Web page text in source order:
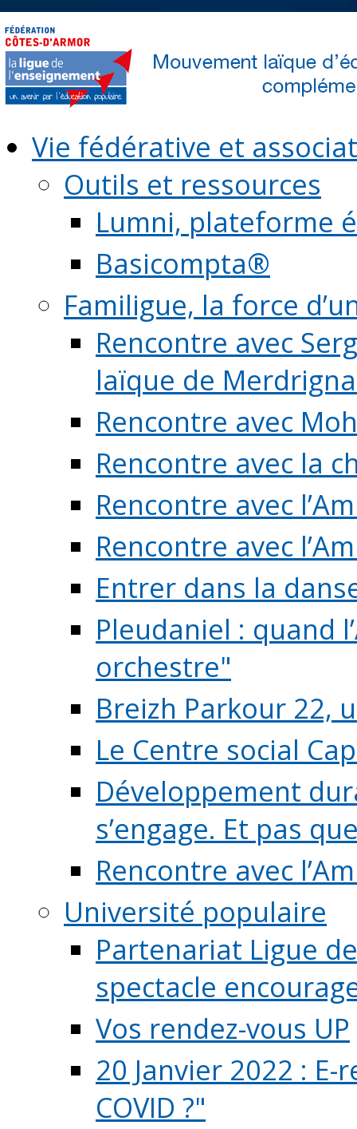
Vie fédérative et
Outils et ressources
Lumni, plateforme
Basicompta®
Familigue, la force
Rencontre avec
laïque de
Rencontre avec
Rencontre avec la
Rencontre avec
Rencontre avec
Entrer dans la
Pleudaniel : quand
orchestre"
Breizh Parkour 22,
Le Centre social
Développement
s’engage. Et pas
Rencontre avec
Université populaire
Partenariat Ligue
spectacle
Vos rendez-vous UP
20 Janvier 2022 :
COVID ?"